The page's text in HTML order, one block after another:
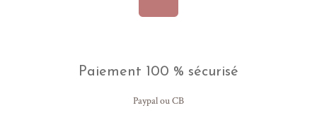
Paiement 100 % sécurisé
Paypal ou CB